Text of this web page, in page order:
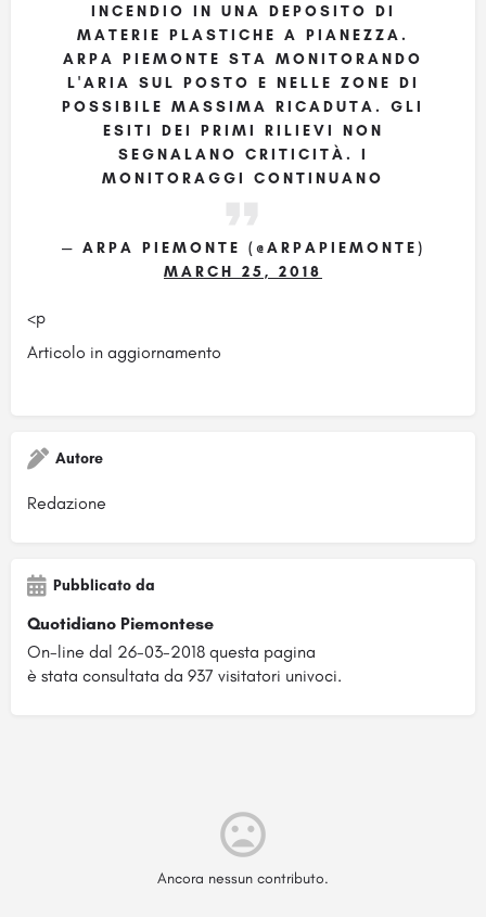
INCENDIO IN UNA DEPOSITO DI
MATERIE PLASTICHE A PIANEZZA.
ARPA PIEMONTE STA MONITORANDO
L'ARIA SUL POSTO E NELLE ZONE DI
POSSIBILE MASSIMA RICADUTA. GLI
ESITI DEI PRIMI RILIEVI NON
SEGNALANO CRITICITÀ. I
MONITORAGGI CONTINUANO
— ARPA PIEMONTE (@ARPAPIEMONTE)
MARCH 25, 2018
<p
Articolo in aggiornamento
Autore
Redazione
Pubblicato da
Quotidiano Piemontese
On-line dal 26-03-2018 questa pagina
è stata consultata da 937 visitatori univoci.
Ancora nessun contributo.